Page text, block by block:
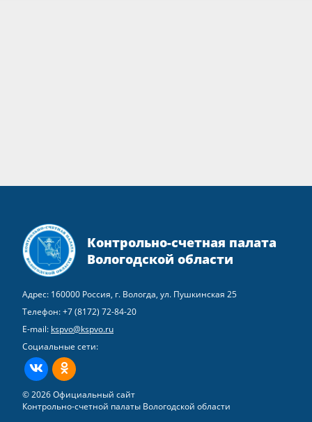
Контрольно-счетная палата
Вологодской области
Адрес: 160000 Россия, г. Вологда, ул. Пушкинская 25
Телефон:+7 (8172) 72-84-20
E-mail: kspvo@kspvo.ru
Социальные сети:
ВКонтактеОдноклассники
© 2026 Официальный сайт
Контрольно-счетной палаты Вологодской области